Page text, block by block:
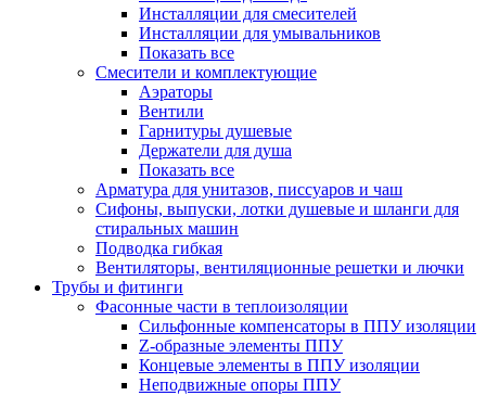
Инсталляции для смесителей
Инсталляции для умывальников
Показать все
Смесители и комплектующие
Аэраторы
Вентили
Гарнитуры душевые
Держатели для душа
Показать все
Арматура для унитазов, писсуаров и чаш
Сифоны, выпуски, лотки душевые и шланги для
стиральных машин
Подводка гибкая
Вентиляторы, вентиляционные решетки и лючки
Трубы и фитинги
Фасонные части в теплоизоляции
Cильфонные компенсаторы в ППУ изоляции
Z-образные элементы ППУ
Концевые элементы в ППУ изоляции
Неподвижные опоры ППУ